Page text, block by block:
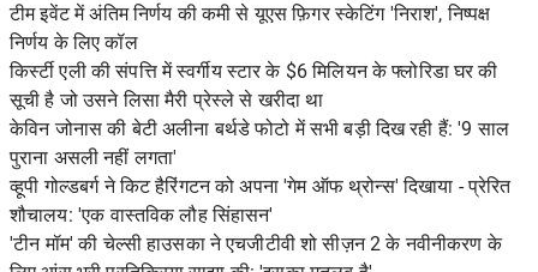
टीम इवेंट में अंतिम निर्णय की कमी से यूएस फ़िगर स्केटिंग 'निराश', निष्पक्ष
निर्णय के लिए कॉल
किर्स्टी एली की संपत्ति में स्वर्गीय स्टार के $6 मिलियन के फ्लोरिडा घर की
सूची है जो उसने लिसा मैरी प्रेस्ले से खरीदा था
केविन जोनास की बेटी अलीना बर्थडे फोटो में सभी बड़ी दिख रही हैं: '9 साल
पुराना असली नहीं लगता'
व्हूपी गोल्डबर्ग ने किट हैरिंगटन को अपना 'गेम ऑफ थ्रोन्स' दिखाया - प्रेरित
शौचालय: 'एक वास्तविक लौह सिंहासन'
'टीन मॉम' की चेल्सी हाउसका ने एचजीटीवी शो सीज़न 2 के नवीनीकरण के